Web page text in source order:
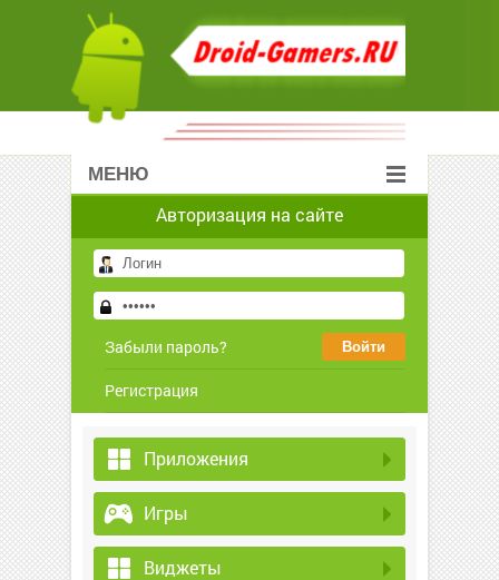
МЕНЮ
Авторизация на сайте
Забыли пароль?
Регистрация
Приложения
Игры
Виджеты